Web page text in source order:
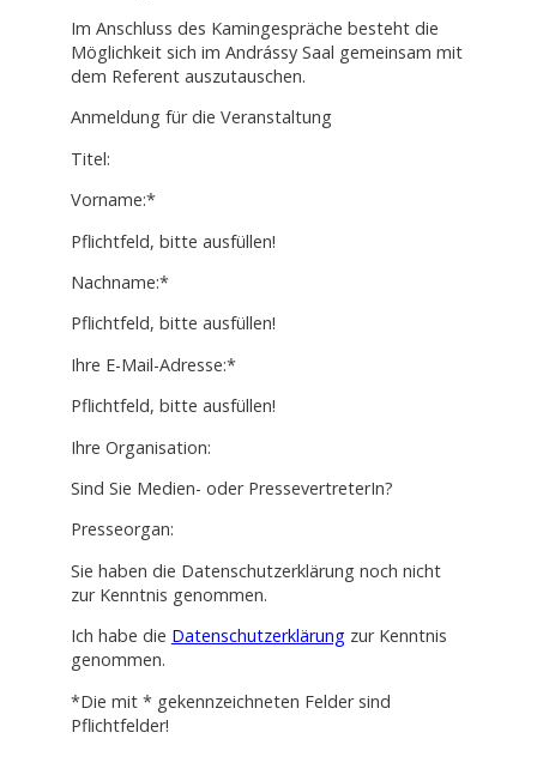
Im Anschluss des Kamingespräche besteht die
Möglichkeit sich im Andrássy Saal gemeinsam mit
dem Referent auszutauschen.
Anmeldung für die Veranstaltung
Titel:
Vorname:*
Pflichtfeld, bitte ausfüllen!
Nachname:*
Pflichtfeld, bitte ausfüllen!
Ihre E-Mail-Adresse:*
Pflichtfeld, bitte ausfüllen!
Ihre Organisation:
Sind Sie Medien- oder PressevertreterIn?
Presseorgan:
Sie haben die Datenschutzerklärung noch nicht
zur Kenntnis genommen.
Ich habe die Datenschutzerklärungzur Kenntnis
genommen.
*Die mit * gekennzeichneten Felder sind
Pflichtfelder!